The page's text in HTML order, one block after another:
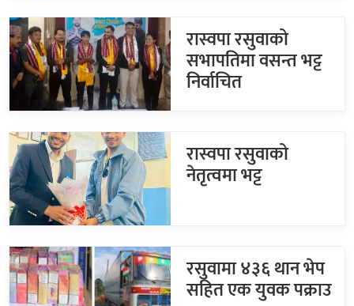
रास्वपा रसुवाको
सभापतिमा वसन्त भट्ट
निर्वाचित
रास्वपा रसुवाको
नेतृत्वमा भट्ट
रसुवामा ४३६ थान भेप
सहित एक युवक पक्राउ